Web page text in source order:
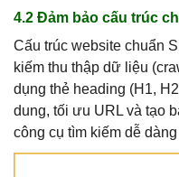
4.2 Đảm bảo cấu trúc
Cấu trúc website chuẩn
kiếm thu thập dữ liệu
dụng thẻ heading (H1,
dung, tối ưu URL và tạo
công cụ tìm kiếm dễ